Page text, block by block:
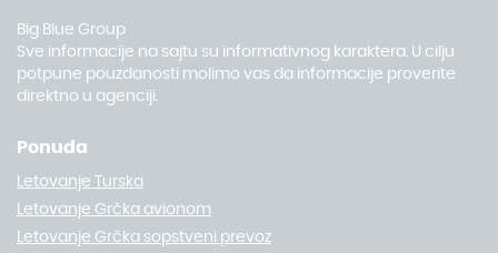
Big Blue Group
Sve informacije na sajtu su informativnog karaktera. U cilju
potpune pouzdanosti molimo vas da informacije proverite
direktno u agenciji.
Ponuda
Letovanje Turska
Letovanje Grčka avionom
Letovanje Grčka sopstveni prevoz